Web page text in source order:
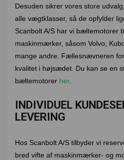
Desuden sikrer vores store
alle vægtklasser, så de opfylder
Scanbolt A/S har vi bæltemotorer
maskinmærker, såsom Volvo,
mange andre. Fællesnævneren
kvalitet i højsædet. Du kan se en
bæltemotorer her.
INDIVIDUEL
LEVERING
Hos Scanbolt A/S tilbyder vi
bred vifte af maskinmærker- og